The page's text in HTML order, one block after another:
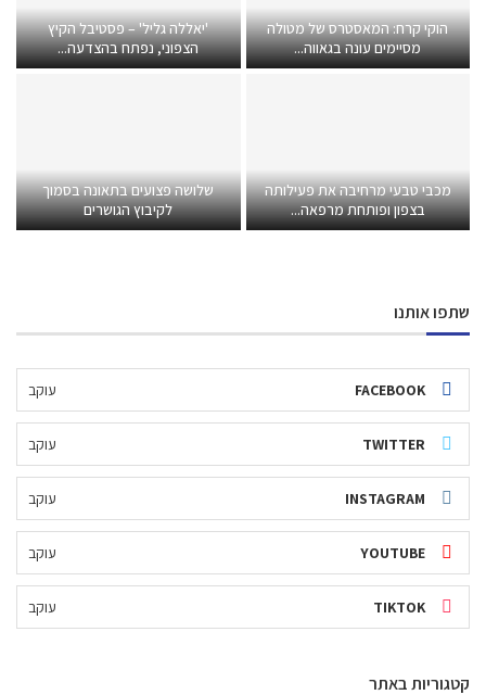
הוקי קרח: המאסטרס של מטולה
מסיימים עונה בגאווה...
'יאללה גליל' – פסטיבל הקיץ
הצפוני, נפתח בהצדעה...
מכבי טבעי מרחיבה את פעילותה
בצפון ופותחת מרפאה...
שלושה פצועים בתאונה בסמוך
לקיבוץ הגושרים
שתפו אותנו
FACEBOOK עוקב
TWITTER עוקב
INSTAGRAM עוקב
YOUTUBE עוקב
TIKTOK עוקב
קטגוריות באתר